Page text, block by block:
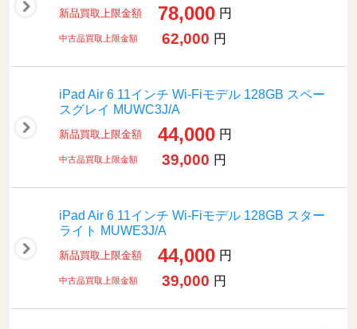
新品買取上限金額 78,000 円
中古品買取上限金額 62,000 円
iPad Air 6 11インチ Wi-Fiモデル 128GB スペー
スグレイ MUWC3J/A
新品買取上限金額 44,000 円
中古品買取上限金額 39,000 円
iPad Air 6 11インチ Wi-Fiモデル 128GB スター
ライト MUWE3J/A
新品買取上限金額 44,000 円
中古品買取上限金額 39,000 円